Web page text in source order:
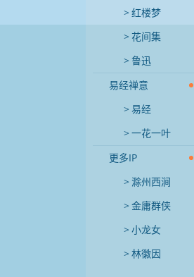
红楼梦
花间集
鲁迅
易经禅意
易经
一花一叶
更多IP
滁州西涧
金庸群侠
小龙女
林徽因